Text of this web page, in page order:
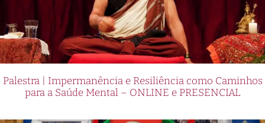
Palestra | Impermanência e Resiliência como Caminhos
para a Saúde Mental – ONLINE e PRESENCIAL